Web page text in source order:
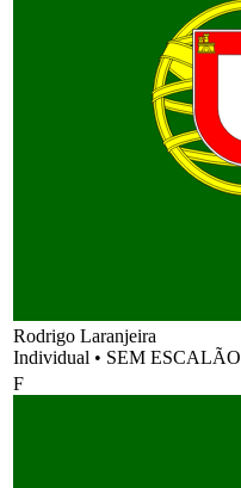
Rodrigo Laranjeira
Individual • SEM ESCALÃO
F